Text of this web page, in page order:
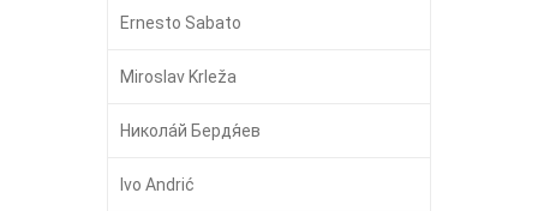
Ernesto Sabato
Miroslav Krleža
Никола́й Бердя́ев
Ivo Andrić